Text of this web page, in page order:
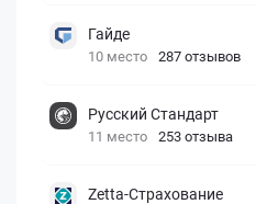
Гайде
10 место 287 отзывов
Русский Стандарт
11 место 253 отзыва
Zetta-Страхование